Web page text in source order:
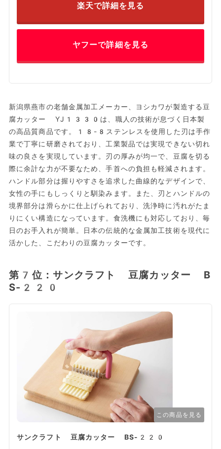
楽天で詳細を見る
ヤフーで詳細を見る
新潟県燕市の老舗金属加工メーカー、ヨシカワが製造する豆
腐カッター YJ1330は、職人の技術が息づく日本製
の高品質商品です。18-8ステンレスを使用した刃は手作
業で丁寧に研磨されており、工業製品では実現できない切れ
味の良さを実現しています。刃の厚みが均一で、豆腐を切る
際に余計な力が不要なため、手首への負担も軽減されます。
ハンドル部分は握りやすさを追求した曲線的なデザインで、
女性の手にもしっくりと馴染みます。また、刃とハンドルの
境界部分は滑らかに仕上げられており、洗浄時に汚れがたま
りにくい構造になっています。食洗機にも対応しており、毎
日のお手入れが簡単。日本の伝統的な金属加工技術を現代に
活かした、こだわりの豆腐カッターです。
第7位：サンクラフト 豆腐カッター B
S-220
この商品を見る
サンクラフト 豆腐カッター BS-220